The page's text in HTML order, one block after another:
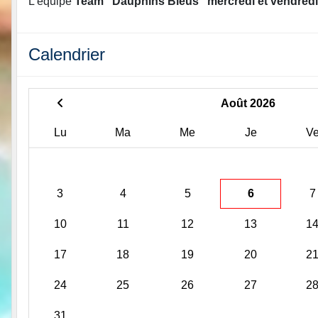
Calendrier
Août 2026
Lu Ma Me Je
3 4 5 6 7
10 11 12 13 14
17 18 19 20 21
24 25 26 27 28